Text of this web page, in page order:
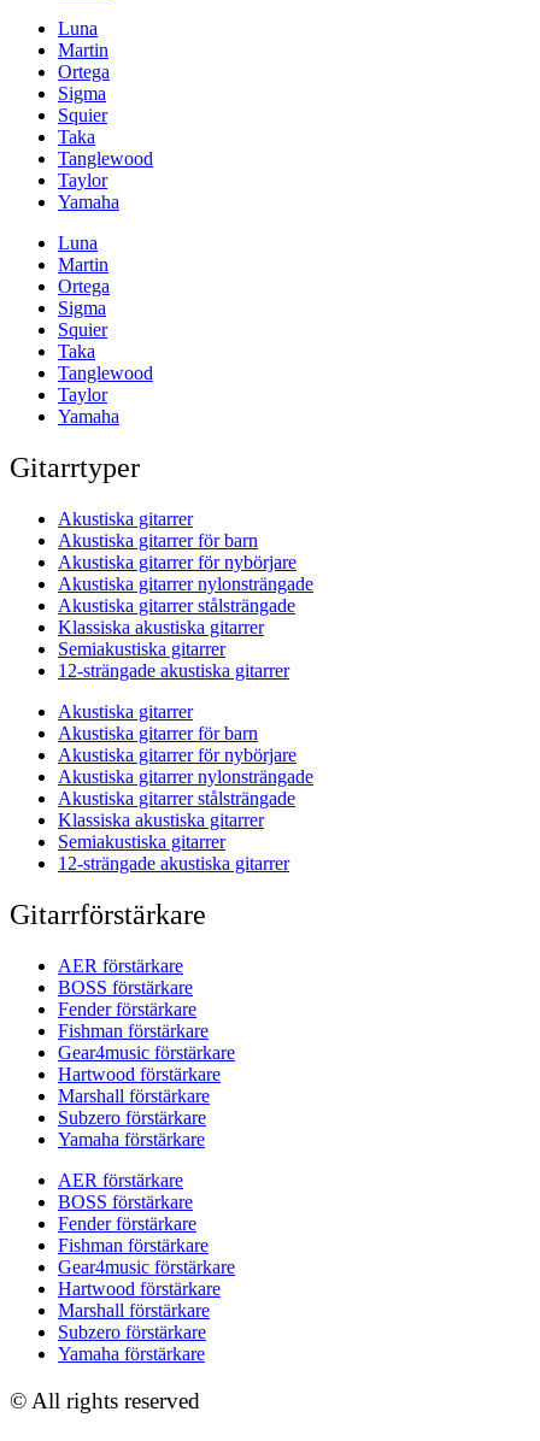
Luna
Martin
Ortega
Sigma
Squier
Taka
Tanglewood
Taylor
Yamaha
Luna
Martin
Ortega
Sigma
Squier
Taka
Tanglewood
Taylor
Yamaha
Gitarrtyper
Akustiska gitarrer
Akustiska gitarrer för barn
Akustiska gitarrer för nybörjare
Akustiska gitarrer nylonsträngade
Akustiska gitarrer stålsträngade
Klassiska akustiska gitarrer
Semiakustiska gitarrer
12-strängade akustiska gitarrer
Akustiska gitarrer
Akustiska gitarrer för barn
Akustiska gitarrer för nybörjare
Akustiska gitarrer nylonsträngade
Akustiska gitarrer stålsträngade
Klassiska akustiska gitarrer
Semiakustiska gitarrer
12-strängade akustiska gitarrer
Gitarrförstärkare
AER förstärkare
BOSS förstärkare
Fender förstärkare
Fishman förstärkare
Gear4music förstärkare
Hartwood förstärkare
Marshall förstärkare
Subzero förstärkare
Yamaha förstärkare
AER förstärkare
BOSS förstärkare
Fender förstärkare
Fishman förstärkare
Gear4music förstärkare
Hartwood förstärkare
Marshall förstärkare
Subzero förstärkare
Yamaha förstärkare
© All rights reserved